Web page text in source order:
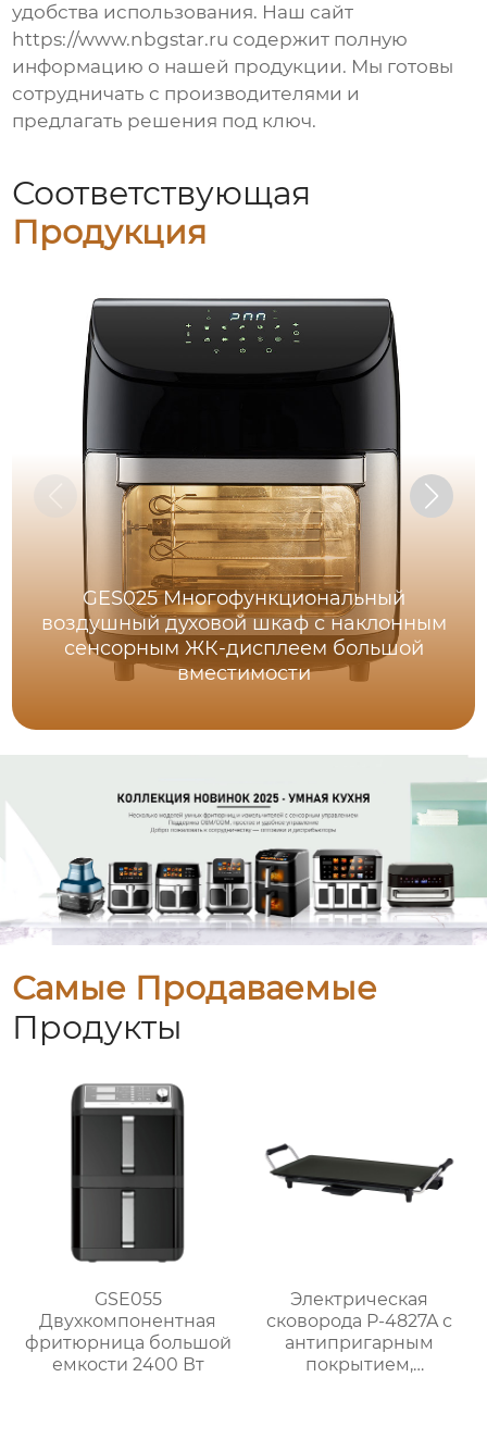
удобства использования. Наш сайт
https://www.nbgstar.ru содержит полную
информацию о нашей продукции. Мы готовы
сотрудничать с производителями и
предлагать решения под ключ.
Соответствующая
Продукция
GES025 Многофункциональный
воздушный духовой шкаф с наклонным
сенсорным ЖК-дисплеем большой
вместимости
Самые Продаваемые
Продукты
GSE055
Двухкомпонентная
фритюрница большой
емкости 2400 Вт
Электрическая
сковорода P-4827A с
антипригарным
покрытием,